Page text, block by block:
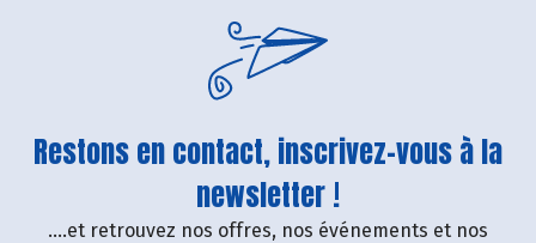
Restons en contact, inscrivez-vous à la
newsletter !
....et retrouvez nos offres, nos événements et nos